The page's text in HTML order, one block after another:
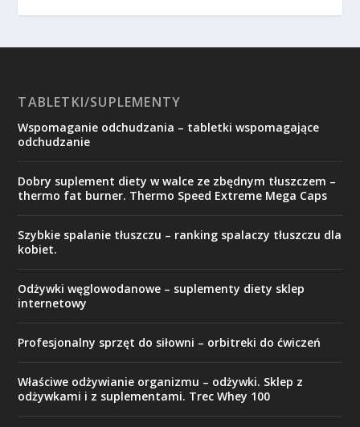
TABLETKI/SUPLEMENTY
Wspomaganie odchudzania – tabletki wspomagające
odchudzanie
Dobry suplement diety w walce ze zbędnym tłuszczem –
thermo fat burner. Thermo Speed Extreme Mega Caps
Szybkie spalanie tłuszczu – ranking spalaczy tłuszczu dla
kobiet.
Odżywki węglowodanowe – suplementy diety sklep
internetowy
Profesjonalny sprzęt do siłowni – orbitreki do ćwiczeń
Właściwe odżywianie organizmu – odżywki. Sklep z
odżywkami i z suplementami. Trec Whey 100